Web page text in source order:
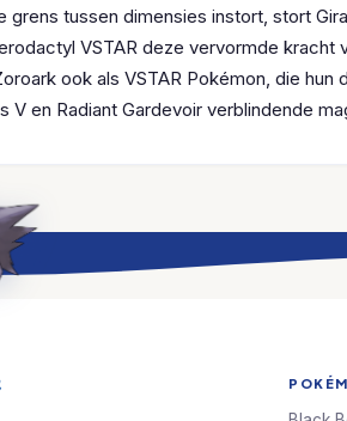
grens tussen dimensies instort, stort
VSTAR deze vervormde kracht
ook als VSTAR Pokémon, die
V en Radiant Gardevoir verblindende